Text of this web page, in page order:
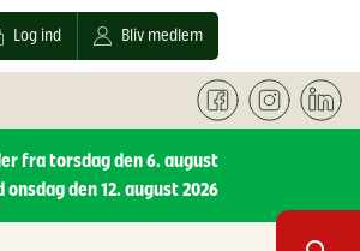
Log ind Bliv medlem
fra torsdag den 6. august
onsdag den 12. august 2026